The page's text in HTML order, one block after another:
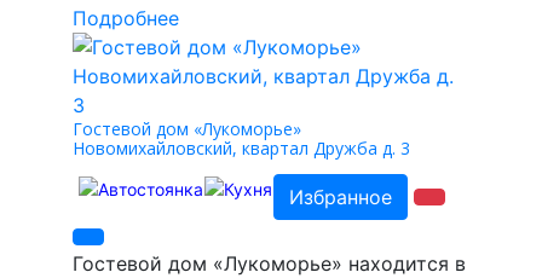
Подробнее
Гостевой дом «Лукоморье»
Новомихайловский, квартал Дружба д. 3
Избранное
Гостевой дом «Лукоморье» находится в